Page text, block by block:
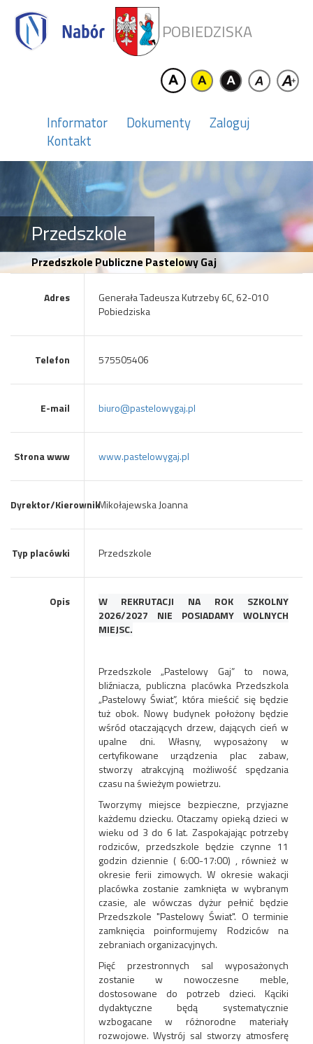
POBIEDZISKA
Informator Dokumenty
Zaloguj
Kontakt
Przedszkole
Przedszkole Publiczne Pastelowy Gaj
Adres
Generała Tadeusza Kutrzeby 6C, 62-010
Pobiedziska
Telefon 575505406
E-mail biuro@pastelowygaj.pl
Strona www www.pastelowygaj.pl
Dyrektor/KierownikMikołajewska Joanna
Typ placówki Przedszkole
Opis
W REKRUTACJI NA ROK SZKOLNY
2026/2027 NIE POSIADAMY WOLNYCH
MIEJSC.
Przedszkole„Pastelowy Gaj”to nowa,
bliźniacza, publiczna placówka Przedszkola
„Pastelowy Świat”, która mieścić się będzie
tuż obok. Nowy budynek położony będzie
wśród otaczających drzew, dających cień w
upalne dni. Własny, wyposażony w
certyfikowane urządzenia plac zabaw,
stworzy atrakcyjną możliwość spędzania
czasu na świeżym powietrzu.
Tworzymy miejsce bezpieczne, przyjazne
każdemu dziecku. Otaczamy opieką dzieci w
wieku od 3 do 6 lat. Zaspokajając potrzeby
rodziców, przedszkole będzie czynne 11
godzin dziennie ( 6:00-17:00) ,również w
okresie ferii zimowych. W okresie wakacji
placówka zostanie zamknięta w wybranym
czasie, ale wówczas dyżur pełnić będzie
Przedszkole "Pastelowy Świat". O terminie
zamknięcia poinformujemy Rodziców na
zebraniach organizacyjnych.
Pięć przestronnych sal wyposażonych
zostanie w nowoczesne meble,
dostosowane do potrzeb dzieci. Kąciki
dydaktyczne będą systematycznie
wzbogacane w różnorodne materiały
rozwojowe. Wystrój sal stworzy atmosferę